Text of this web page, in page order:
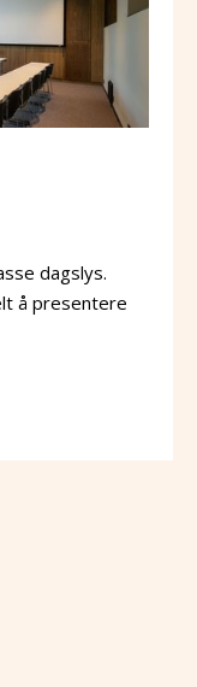
dagslys.
å presentere